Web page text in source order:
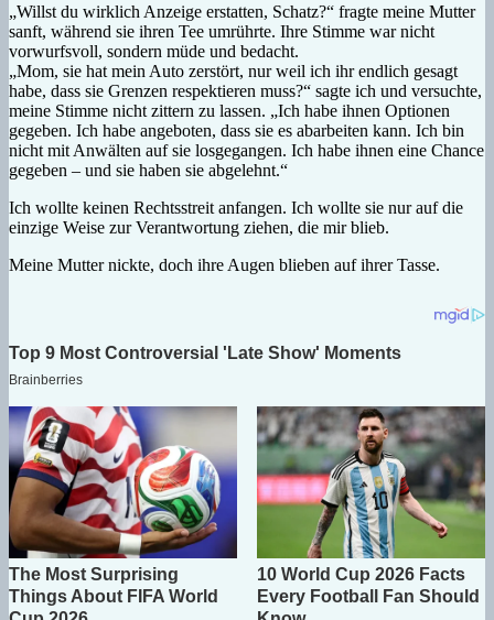
„Willst du wirklich Anzeige erstatten, Schatz?“ fragte meine Mutter
sanft, während sie ihren Tee umrührte. Ihre Stimme war nicht
vorwurfsvoll, sondern müde und bedacht.
„Mom, sie hat mein Auto zerstört, nur weil ich ihr endlich gesagt
habe, dass sie Grenzen respektieren muss?“ sagte ich und versuchte,
meine Stimme nicht zittern zu lassen. „Ich habe ihnen Optionen
gegeben. Ich habe angeboten, dass sie es abarbeiten kann. Ich bin
nicht mit Anwälten auf sie losgegangen. Ich habe ihnen eine Chance
gegeben – und sie haben sie abgelehnt.“
Ich wollte keinen Rechtsstreit anfangen. Ich wollte sie nur auf die
einzige Weise zur Verantwortung ziehen, die mir blieb.
Meine Mutter nickte, doch ihre Augen blieben auf ihrer Tasse.